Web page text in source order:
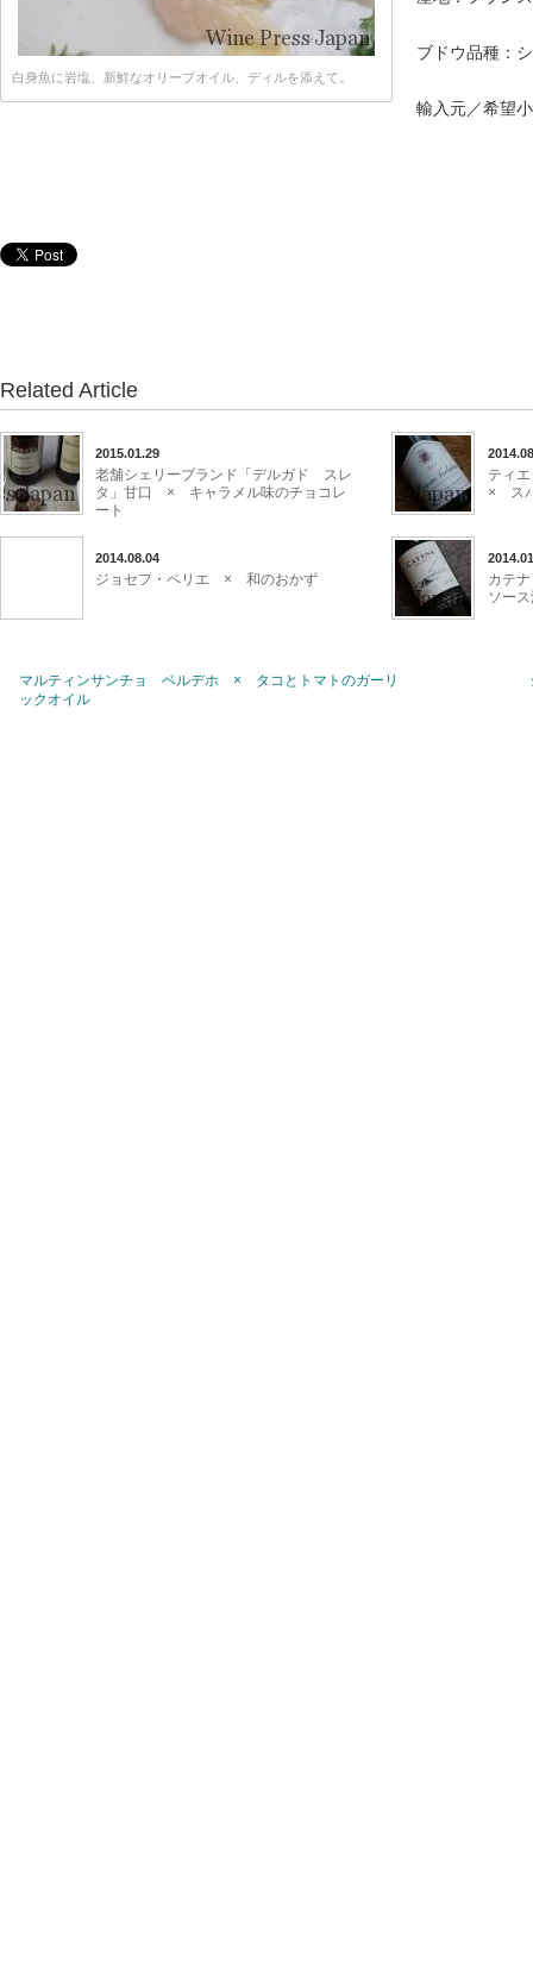
白身魚に岩塩、新鮮なオリーブオイル、ディルを添えて。
ブドウ品種：
輸入元／希望
Related Article
2015.01.29
老舗シェリーブランド「デルガド スレ
タ」甘口 × キャラメル味のチョコレ
ート
ティ
× ス
2014.08.04
ジョセフ・ペリエ × 和のおかず
カテ
ソー
マルティンサンチョ ベルデホ × タコとトマトのガーリ
ックオイル